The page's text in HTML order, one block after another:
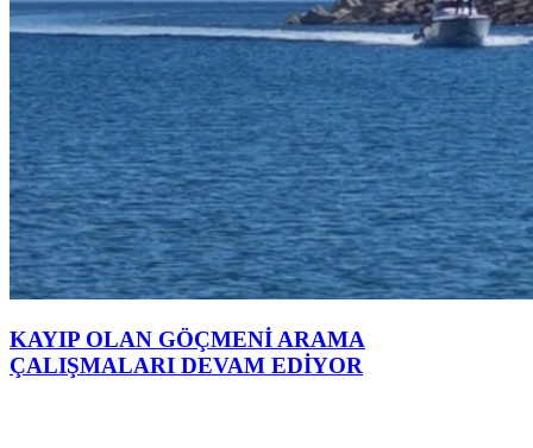
KAYIP OLAN GÖÇMENİ ARAMA
ÇALIŞMALARI DEVAM EDİYOR